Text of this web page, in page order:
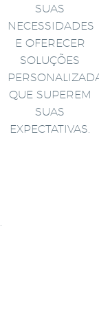
SUAS
NECESSIDADES
E OFERECER
SOLUÇÕES
QUE SUPEREM
SUAS
EXPECTATIVAS.